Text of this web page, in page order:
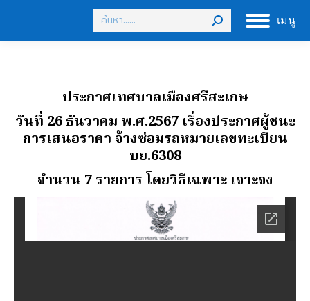
เมนู
Search:
ประกาศเทศบาลเมืองศรีสะเกษ
วันที่ 26 ธันวาคม พ.ศ.2567 เรื่องประกาศผู้ชนะ
การเสนอราคา จ้างซ่อมรถหมายเลขทะเบียน
บย.6308
จํานวน 7 รายการ โดยวิธีเฉพาะ เจาะจง